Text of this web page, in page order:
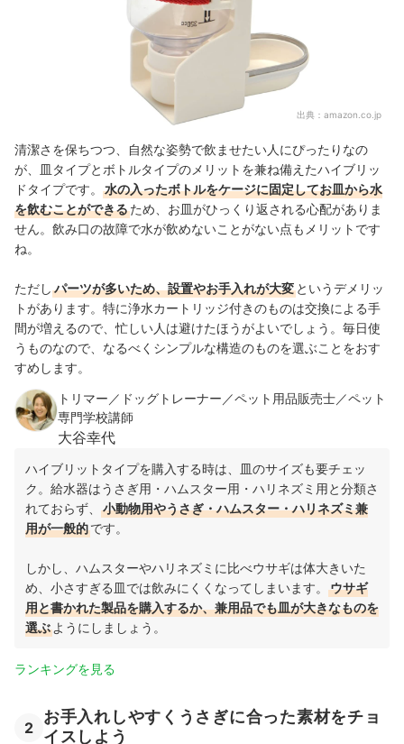
出典： amazon.co.jp
清潔さを保ちつつ、自然な姿勢で飲ませたい人にぴったりなの
が、皿タイプとボトルタイプのメリットを兼ね備えたハイブリッ
ドタイプです。
水の入ったボトルをケージに固定してお皿から水
を飲むことができるため、お皿がひっくり返される心配がありま
せん。飲み口の故障で水が飲めないことがない点もメリットです
ね。
ただし パーツが多いため、設置やお手入れが大変 というデメリッ
トがあります。特に浄水カートリッジ付きのものは交換による手
間が増えるので、忙しい人は避けたほうがよいでしょう。毎日使
うものなので、なるべくシンプルな構造のものを選ぶことをおす
すめします。
トリマー／ドッグトレーナー／ペット用品販売士／ペット
専門学校講師
大谷幸代
ハイブリットタイプを購入する時は、皿のサイズも要チェッ
ク。給水器はうさぎ用・ハムスター用・ハリネズミ用と分類さ
れておらず、
小動物用やうさぎ・ハムスター・ハリネズミ兼
用が一般的です。
しかし、ハムスターやハリネズミに比べウサギは体大きいた
め、小さすぎる皿では飲みにくくなってしまいます。
ウサギ
用と書かれた製品を購入するか、兼用品でも皿が大きなものを
選ぶ ようにしましょう。
ランキングを見る
2
お手入れしやすくうさぎに合った素材をチョ
イスしよう